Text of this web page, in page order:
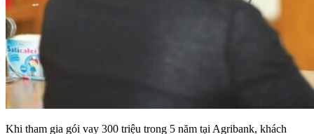
Khi tham gia gói vay 300 triệu trong 5 năm tại Agribank, khách